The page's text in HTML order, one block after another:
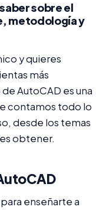
sobre el
metodología y
y quieres
más
AutoCAD es una
contamos todo lo
desde los temas
obtener.
enseñarte a